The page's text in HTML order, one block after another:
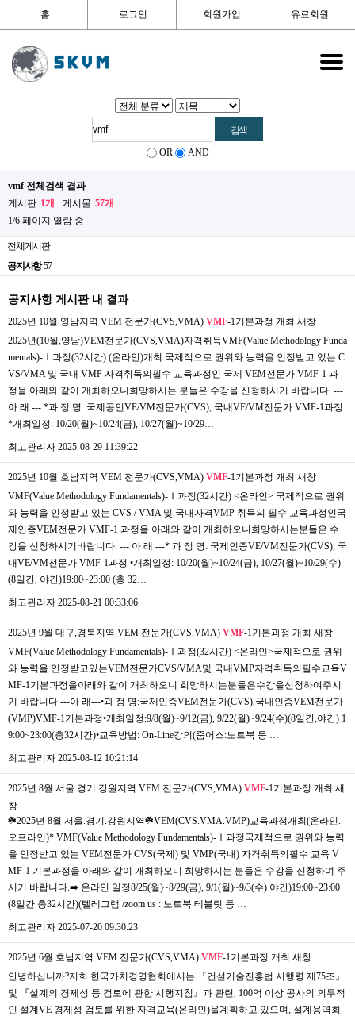
홈 로그인 회원가입 유료회원
OR AND
vmf 전체검색 결과
게시판 1개 게시물 57개
1/6 페이지 열람 중
전체게시판
공지사항 57
공지사항 게시판 내 결과
2025년 10월 영남지역 VEM 전문가(CVS,VMA) VMF-1기본과정 개최 새창
2025년(10월,영남)VEM전문가(CVS,VMA)자격취득VMF(Value Methodology Funda
mentals)-Ⅰ과정(32시간) (온라인)개최 국제적으로 권위와 능력을 인정받고 있는 C
VS/VMA 및 국내 VMP 자격취득의필수 교육과정인 국제 VEM전문가 VMF-1 과
정을 아래와 같이 개최하오니희망하시는 분들은 수강을 신청하시기 바랍니다. ---
아 래 --- *과 정 명: 국제공인VE/VM전문가(CVS), 국내VE/VM전문가 VMF-1과정
*개최일정: 10/20(월)~10/24(금), 10/27(월)~10/29…
최고관리자 2025-08-29 11:39:22
2025년 10월 호남지역 VEM 전문가(CVS,VMA) VMF-1기본과정 개최 새창
VMF(Value Methodology Fundamentals)-Ⅰ과정(32시간) <온라인> 국제적으로 권위
와 능력을 인정받고 있는 CVS / VMA 및 국내자격VMP 취득의 필수 교육과정인국
제인증VEM전문가 VMF-1 과정을 아래와 같이 개최하오니희망하시는분들은 수
강을 신청하시기바랍니다. --- 아 래 ---* 과 정 명: 국제인증VE/VM전문가(CVS), 국
내VE/VM전문가 VMF-1과정 •개최일정: 10/20(월)~10/24(금), 10/27(월)~10/29(수)
(8일간, 야간)19:00~23:00 (총 32…
최고관리자 2025-08-21 00:33:06
2025년 9월 대구,경북지역 VEM 전문가(CVS,VMA) VMF-1기본과정 개최 새창
VMF(Value Methodology Fundamentals)-Ⅰ과정(32시간) <온라인>국제적으로 권위
와 능력을 인정받고있는VEM전문가CVS/VMA및 국내VMP자격취득의필수교육V
MF-1기본과정을아래와 같이 개최하오니 희망하시는분들은수강을신청하여주시
기 바랍니다.---아 래---•과 정 명:국제인증VEM전문가(CVS),국내인증VEM전문가
(VMP)VMF-1기본과정•개최일정:9/8(월)~9/12(금), 9/22(월)~9/24(수)(8일간,야간) 1
9:00~23:00(총32시간)•교육방법: On-Line강의(줌어스:노트북 등 …
최고관리자 2025-08-12 10:21:14
2025년 8월 서울.경기.강원지역 VEM 전문가(CVS,VMA) VMF-1기본과정 개최 새
창
☘️2025년 8월 서울.경기.강원지역☘️VEM(CVS.VMA.VMP)교육과정개최(온라인.
오프라인)* VMF(Value Methodology Fundamentals)-Ⅰ과정국제적으로 권위와 능력
을 인정받고 있는 VEM전문가 CVS(국제) 및 VMP(국내) 자격취득의필수 교육 V
MF-1 기본과정을 아래와 같이 개최하오니 희망하시는 분들은 수강을 신청하여 주
시기 바랍니다.➡️ 온라인 일정8/25(월)~8/29(금), 9/1(월)~9/3(수) 야간)19:00~23:00
(8일간 총32시간)(텔레그램 /zoom us : 노트북.테블릿 등 …
최고관리자 2025-07-20 09:30:23
2025년 6월 호남지역 VEM 전문가(CVS,VMA) VMF-1기본과정 개최 새창
안녕하십니까?저희 한국가치경영협회에서는 『건설기술진흥법 시행령 제75조』
및 『설계의 경제성 등 검토에 관한 시행지침』과 관련, 100억 이상 공사의 의무적
인 설계VE 경제성 검토를 위한 자격교육(온라인)을계획하고 있으며, 설계용역회